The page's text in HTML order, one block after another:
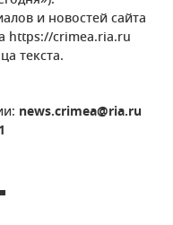
и новостей сайта
https://crimea.ria.ru
текста.
news.crimea@ria.ru